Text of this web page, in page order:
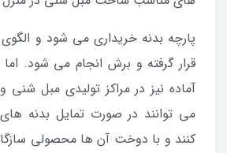
پارچه بدنه خریداری می شود و الگوی
قرار گرفته و برش انجام می شود.
آماده نیز در مراکز تولیدی مبل شنی
می توانند در صورت تمایل بدنه های
کنند و با دوخت آن ها محصولی سازگار